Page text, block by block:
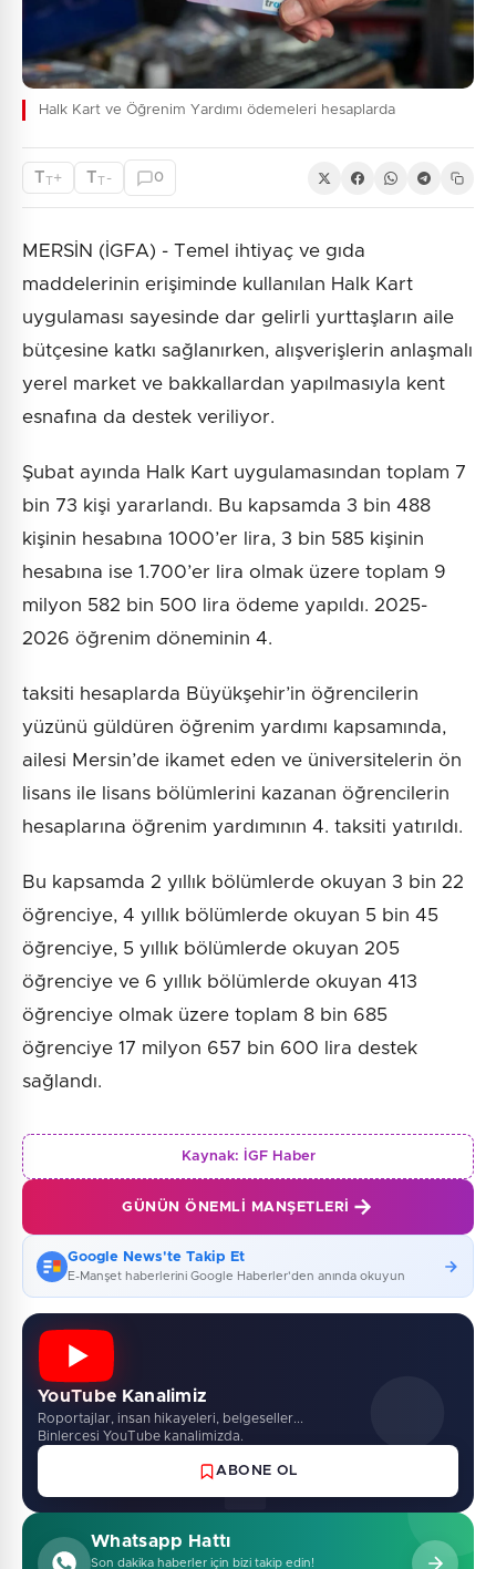
Halk Kart ve Öğrenim Yardımı ödemeleri hesaplarda
TT+ TT - 0
MERSİN (İGFA) - Temel ihtiyaç ve gıda
maddelerinin erişiminde kullanılan Halk Kart
uygulaması sayesinde dar gelirli yurttaşların aile
bütçesine katkı sağlanırken, alışverişlerin anlaşmalı
yerel market ve bakkallardan yapılmasıyla kent
esnafına da destek veriliyor.
Şubat ayında Halk Kart uygulamasından toplam 7
bin 73 kişi yararlandı. Bu kapsamda 3 bin 488
kişinin hesabına 1000’er lira, 3 bin 585 kişinin
hesabına ise 1.700’er lira olmak üzere toplam 9
milyon 582 bin 500 lira ödeme yapıldı. 2025-
2026 öğrenim döneminin 4.
taksiti hesaplarda Büyükşehir’in öğrencilerin
yüzünü güldüren öğrenim yardımı kapsamında,
ailesi Mersin’de ikamet eden ve üniversitelerin ön
lisans ile lisans bölümlerini kazanan öğrencilerin
hesaplarına öğrenim yardımının 4. taksiti yatırıldı.
Bu kapsamda 2 yıllık bölümlerde okuyan 3 bin 22
öğrenciye, 4 yıllık bölümlerde okuyan 5 bin 45
öğrenciye, 5 yıllık bölümlerde okuyan 205
öğrenciye ve 6 yıllık bölümlerde okuyan 413
öğrenciye olmak üzere toplam 8 bin 685
öğrenciye 17 milyon 657 bin 600 lira destek
sağlandı.
Kaynak: İGF Haber
GÜNÜN ÖNEMLI MANŞETLERI
Google News'te Takip Et
E-Manşet haberlerini Google Haberler'den anında okuyun
YouTube Kanalimiz
Roportajlar, insan hikayeleri, belgeseller...
Binlercesi YouTube kanalimizda.
ABONE OL
Whatsapp Hattı
Son dakika haberler için bizi takip edin!